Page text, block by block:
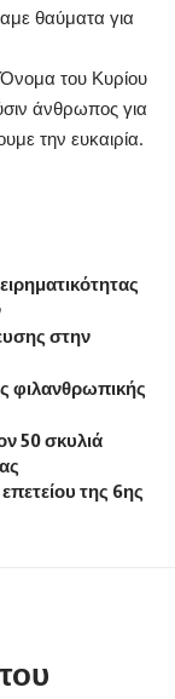
θαύματα για
του Κυρίου
άνθρωπος για
την ευκαιρία.
στην
φιλανθρωπικής
50 σκυλιά
της 6ης